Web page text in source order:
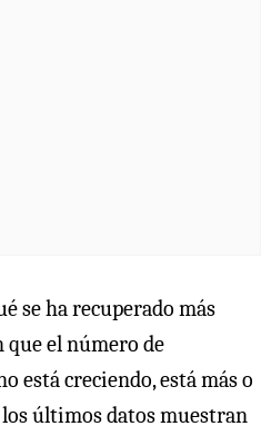
se ha recuperado más
que el número de
está creciendo, está más o
los últimos datos muestran